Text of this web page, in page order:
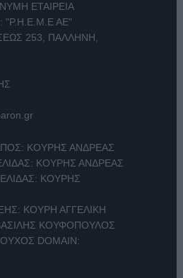
ΕΤΑΙΡΕΙΑ
"Ρ.Η.Ε.Μ.Ε ΑΕ"
253, ΠΑΛΛΗΝΗ,
ΚΟΥΡΗΣ ΑΝΔΡΕΑΣ
ΚΟΥΡΗΣ ΑΝΔΡΕΑΣ
ΚΟΥΡΗΣ
ΚΟΥΡΗ ΑΓΓΕΛΙΚΗ
ΚΟΥΦΟΠΟΥΛΟΣ
DOMAIN: